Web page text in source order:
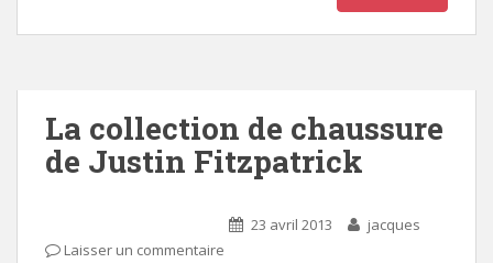
La collection de chaussure
de Justin Fitzpatrick
23 avril 2013
jacques
Laisser un commentaire